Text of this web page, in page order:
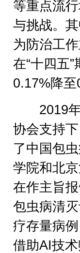
等重点流
与挑战。
为防治工
在“十四五
0.17%降至
2019年
协会支持
了中国包
学院和北
在作主旨
包虫病清
疗存量病
借助AI技